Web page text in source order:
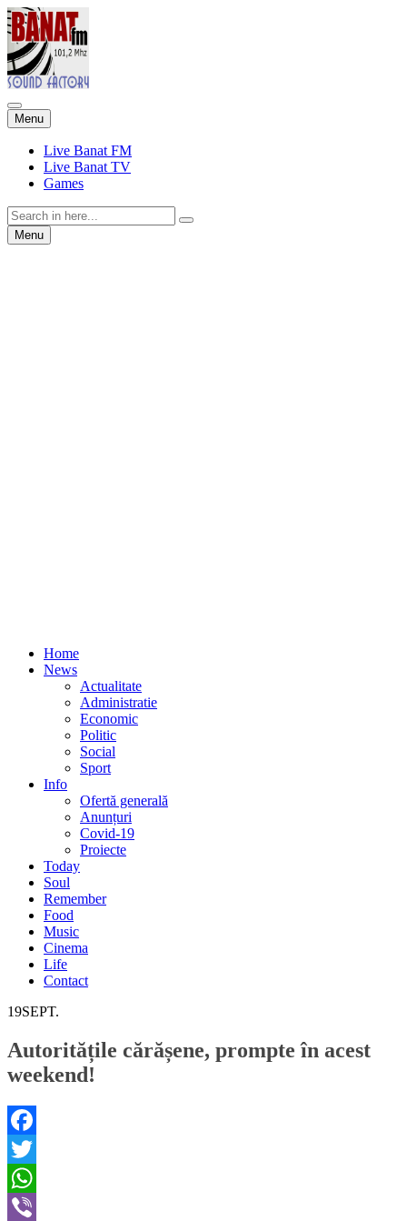
Menu Skip
to
content
Live Banat FM
Live Banat TV
Games
Search
for:Menu Skip
to
Home
News
Actualitate
Administratie
Economic
Politic
Social
Sport
Info
Ofertă generală
Anunțuri
Covid-19
Proiecte
Today
Soul
Remember
Food
Music
Cinema
Life
Contact
19SEPT.
Autoritățile cărășene, prompte în acest
weekend!
Facebook
Twitter
WhatsApp